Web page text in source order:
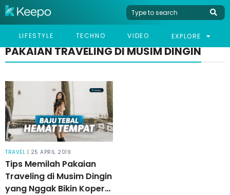
LIFESTYLE TECHNO VIDEO EXPLORE
PAKAIAN TRAVELING DI MUSIM DINGIN
TRAVEL | 25 APRIL 2019
Tips Memilah Pakaian
Traveling di Musim Dingin
yang Nggak Bikin Koper